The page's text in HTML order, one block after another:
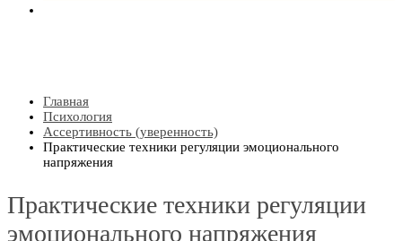
Главная
Психология
Ассертивность (уверенность)
Практические техники регуляции эмоционального
напряжения
Практические техники регуляции
эмоционального напряжения